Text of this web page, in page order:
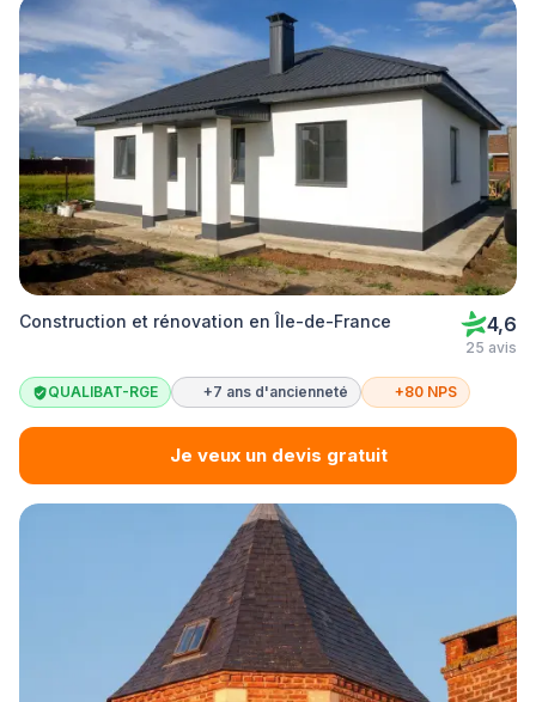
Construction et rénovation en Île-de-France 4,6
25 avis
QUALIBAT-RGE +7 ans d'ancienneté +80 NPS
Je veux un devis gratuit